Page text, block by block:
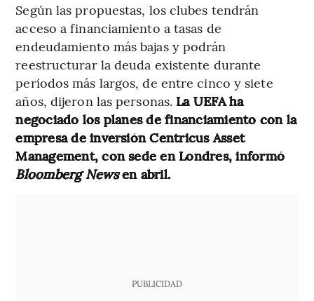
Según las propuestas, los clubes tendrán
acceso a financiamiento a tasas de
endeudamiento más bajas y podrán
reestructurar la deuda existente durante
períodos más largos, de entre cinco y siete
años, dijeron las personas. La UEFA ha
negociado los planes de financiamiento con la
empresa de inversión Centricus Asset
Management, con sede en Londres, informó
Bloomberg Newsen abril.
PUBLICIDAD